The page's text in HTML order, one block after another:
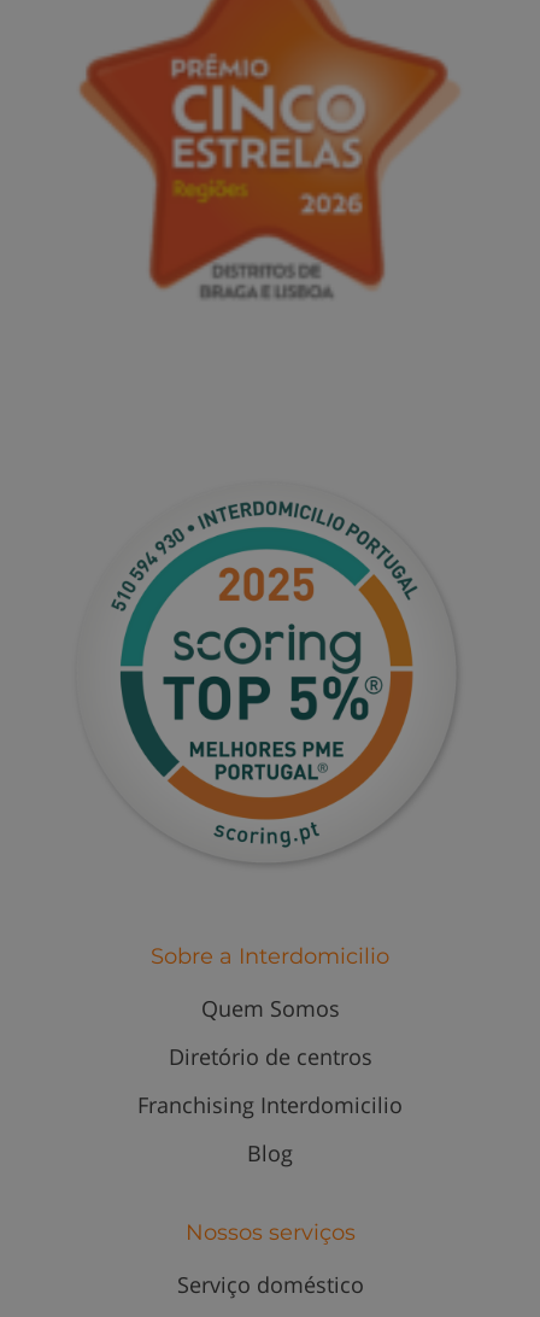
Sobre a Interdomicilio
Quem Somos
Diretório de centros
Franchising Interdomicilio
Blog
Nossos serviços
Serviço doméstico